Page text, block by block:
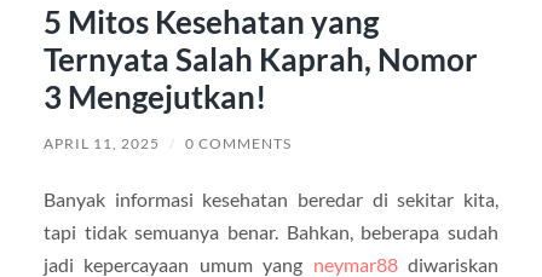
5 Mitos Kesehatan yang
Ternyata Salah Kaprah, Nomor
3 Mengejutkan!
APRIL 11, 2025 / 0 COMMENTS
Banyak informasi kesehatan beredar di sekitar kita,
tapi tidak semuanya benar. Bahkan, beberapa sudah
jadi kepercayaan umum yang neymar88diwariskan